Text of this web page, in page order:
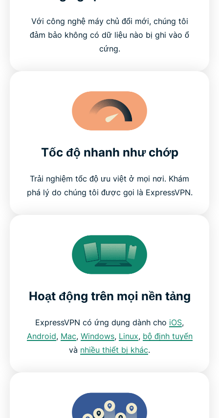
Với công nghệ máy chủ đổi mới, chúng tôi
đảm bảo không có dữ liệu nào bị ghi vào ổ
cứng.
Tốc độ nhanh như chớp
Trải nghiệm tốc độ ưu việt ở mọi nơi. Khám
phá lý do chúng tôi được gọi là ExpressVPN.
Hoạt động trên mọi nền tảng
ExpressVPN có ứng dụng dành cho iOS,
Android, Mac, Windows, Linux, bộ định tuyến
và nhiều thiết bị khác.